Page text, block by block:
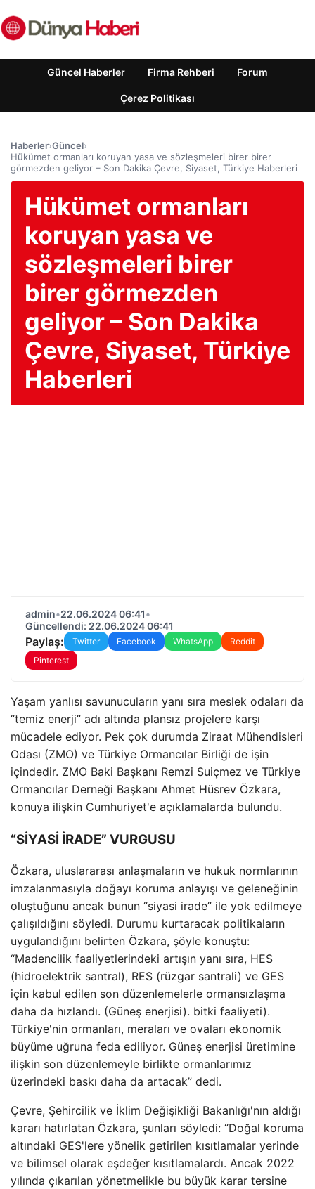
Güncel Haberler Firma Rehberi Forum
Çerez Politikası
Haberler›Güncel›
Hükümet ormanları koruyan yasa ve sözleşmeleri birer birer
görmezden geliyor – Son Dakika Çevre, Siyaset, Türkiye Haberleri
Hükümet ormanları
koruyan yasa ve
sözleşmeleri birer
birer görmezden
geliyor – Son Dakika
Çevre, Siyaset, Türkiye
Haberleri
admin•22.06.2024 06:41•
Güncellendi: 22.06.2024 06:41
Paylaş: Twitter Facebook WhatsApp
Reddit
Pinterest
Yaşam yanlısı savunucuların yanı sıra meslek odaları da
“temiz enerji” adı altında plansız projelere karşı
mücadele ediyor. Pek çok durumda Ziraat Mühendisleri
Odası (ZMO) ve Türkiye Ormancılar Birliği de işin
içindedir. ZMO Baki Başkanı Remzi Suiçmez ve Türkiye
Ormancılar Derneği Başkanı Ahmet Hüsrev Özkara,
konuya ilişkin Cumhuriyet'e açıklamalarda bulundu.
“SİYASİ İRADE” VURGUSU
Özkara, uluslararası anlaşmaların ve hukuk normlarının
imzalanmasıyla doğayı koruma anlayışı ve geleneğinin
oluştuğunu ancak bunun “siyasi irade” ile yok edilmeye
çalışıldığını söyledi. Durumu kurtaracak politikaların
uygulandığını belirten Özkara, şöyle konuştu:
“Madencilik faaliyetlerindeki artışın yanı sıra, HES
(hidroelektrik santral), RES (rüzgar santrali) ve GES
için kabul edilen son düzenlemelerle ormansızlaşma
daha da hızlandı. (Güneş enerjisi). bitki faaliyeti).
Türkiye'nin ormanları, meraları ve ovaları ekonomik
büyüme uğruna feda ediliyor. Güneş enerjisi üretimine
ilişkin son düzenlemeyle birlikte ormanlarımız
üzerindeki baskı daha da artacak” dedi.
Çevre, Şehircilik ve İklim Değişikliği Bakanlığı'nın aldığı
kararı hatırlatan Özkara, şunları söyledi: “Doğal koruma
altındaki GES'lere yönelik getirilen kısıtlamalar yerinde
ve bilimsel olarak eşdeğer kısıtlamalardı. Ancak 2022
yılında çıkarılan yönetmelikle bu büyük karar tersine